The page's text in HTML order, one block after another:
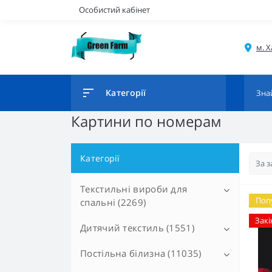
Особистий кабінет
Категорії
Картини по номерам
Категорії
Текстильні вироби для
спальні (2269)
Ковдри (648)
Дует (0)
Подушки (284)
Дитячий текстиль (1551)
Постільні приналежності
Постільна білизна (11035)